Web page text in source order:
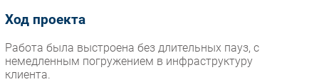
Ход проекта
Работа была выстроена без длительных пауз, с
немедленным погружением в инфраструктуру
клиента.